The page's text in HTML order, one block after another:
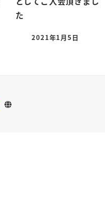
た
2021年1月5日